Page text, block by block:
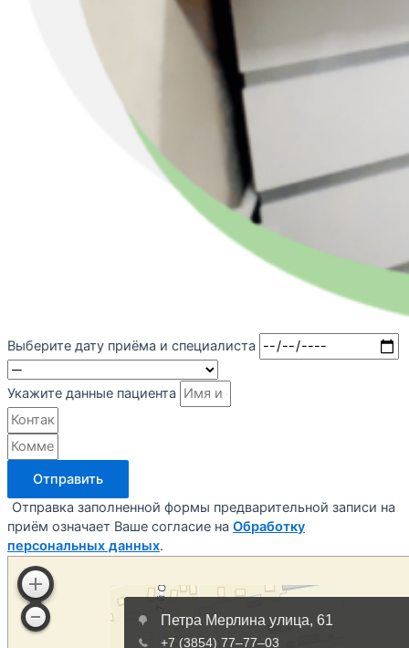
Выберите дату приёма и специалиста
Укажите данные пациента
Отправить
Отправка заполненной формы предварительной записи на
приём означает Ваше согласие на Обработку
персональных данных.